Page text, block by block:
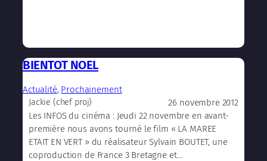
BIENTOT NOEL
Actualité, Prochainement
Jackie (chef proj)
26 novembre 2012
Les INFOS du cinéma : Jeudi 22 novembre en avant-
première nous avons tourné le film « LA MAREE
ETAIT EN VERT » du réalisateur Sylvain BOUTET, une
coproduction de France 3 Bretagne et…